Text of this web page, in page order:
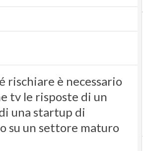
rischiare è necessario
tv le risposte di un
una startup di
su un settore maturo